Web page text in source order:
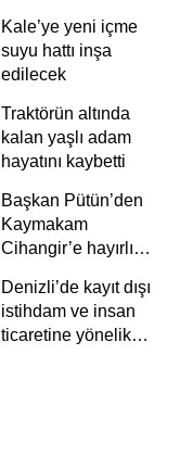
Kale’ye yeni içme
suyu hattı inşa
edilecek
Traktörün altında
kalan yaşlı adam
hayatını kaybetti
Başkan Pütün’den
Kaymakam
Cihangir’e hayırlı
Denizli’de kayıt dışı
istihdam ve insan
ticaretine yönelik